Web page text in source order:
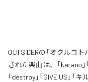
OUTSIDERの「オクルコ
された楽曲は、「karano」
「destroy」「GIVE US」「